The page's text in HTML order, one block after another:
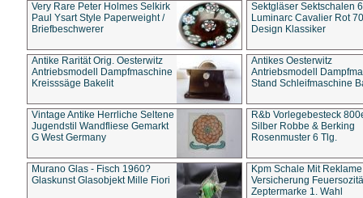
Very Rare Peter Holmes Selkirk
Paul Ysart Style Paperweight /
Briefbeschwerer
Sektgläser Sektschalen
Luminarc Cavalier Rot
Design Klassiker
Antike Rarität Orig. Oesterwitz
Antriebsmodell Dampfmaschine
Kreisssäge Bakelit
Antikes Oesterwitz
Antriebsmodell
Stand Schleifmaschine
Vintage Antike Herrliche Seltene
Jugendstil Wandfliese Gemarkt
G West Germany
R&b Vorlegebesteck
Silber Robbe & Berking
Rosenmuster 6 Tlg.
Murano Glas - Fisch 1960?
Glaskunst Glasobjekt Mille Fiori
Kpm Schale Mit Reklame
Versicherung
Zeptermarke 1. Wahl